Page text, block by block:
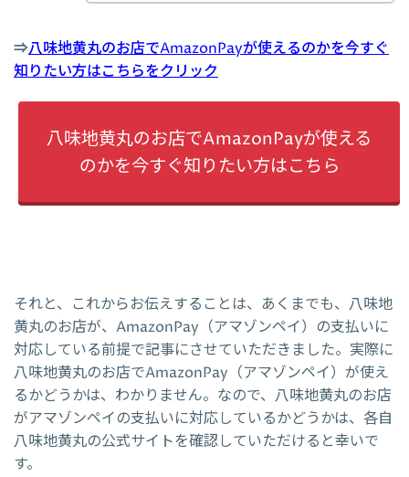
⇒八味地黄丸のお店でAmazonPayが使えるのかを今すぐ
知りたい方はこちらをクリック
八味地黄丸のお店でAmazonPayが使える
のかを今すぐ知りたい方はこちら
それと、これからお伝えすることは、あくまでも、八味地
黄丸のお店が、AmazonPay（アマゾンペイ）の支払いに
対応している前提で記事にさせていただきました。実際に
八味地黄丸のお店でAmazonPay（アマゾンペイ）が使え
るかどうかは、わかりません。なので、八味地黄丸のお店
がアマゾンペイの支払いに対応しているかどうかは、各自
八味地黄丸の公式サイトを確認していただけると幸いで
す。